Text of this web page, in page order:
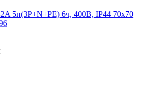
5п(3P+N+PE) 6ч, 400В, IP44 70х70